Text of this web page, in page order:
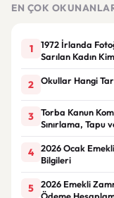
EN ÇOK
1
1972 İrlanda
Sarılan Kadın
2 Okullar Hangi
3
Torba Kanun
Sınırlama, Tapu
4
2026 Ocak
Bilgileri
5
2026 Emekli
Ödeme